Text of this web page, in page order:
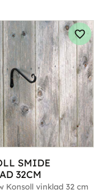
SMIDE
32CM
Konsoll vinklad 32 cm